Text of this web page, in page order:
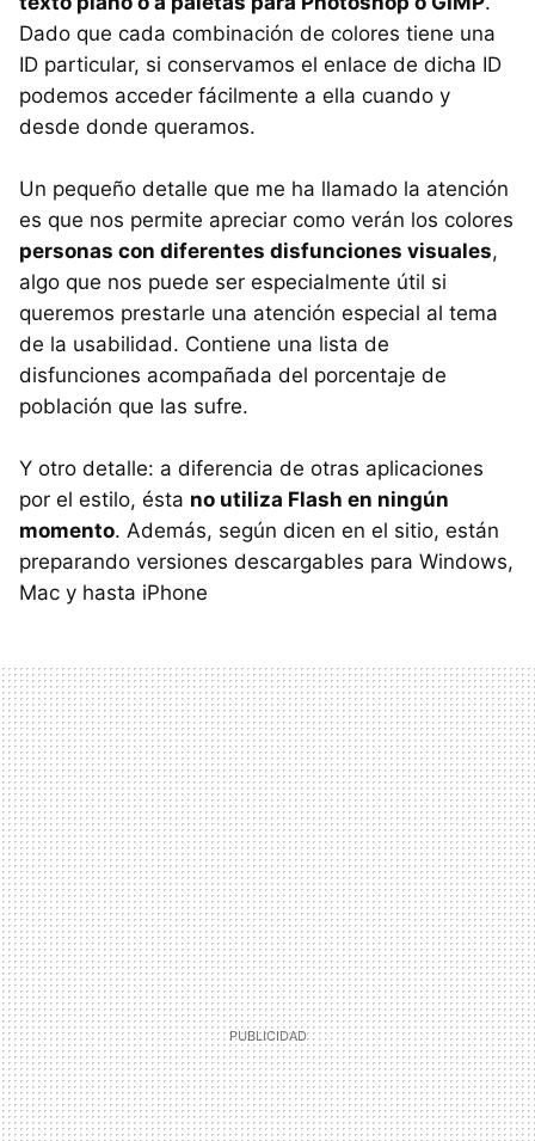
Dado que cada combinación de colores tiene una
ID particular, si conservamos el enlace de dicha ID
podemos acceder fácilmente a ella cuando y
desde donde queramos.
Un pequeño detalle que me ha llamado la atención
es que nos permite apreciar como verán los colores
personas con diferentes disfunciones visuales,
algo que nos puede ser especialmente útil si
queremos prestarle una atención especial al tema
de la usabilidad. Contiene una lista de
disfunciones acompañada del porcentaje de
población que las sufre.
Y otro detalle: a diferencia de otras aplicaciones
por el estilo, ésta no utiliza Flash en ningún
momento. Además, según dicen en el sitio, están
preparando versiones descargables para Windows,
Mac y hasta iPhone